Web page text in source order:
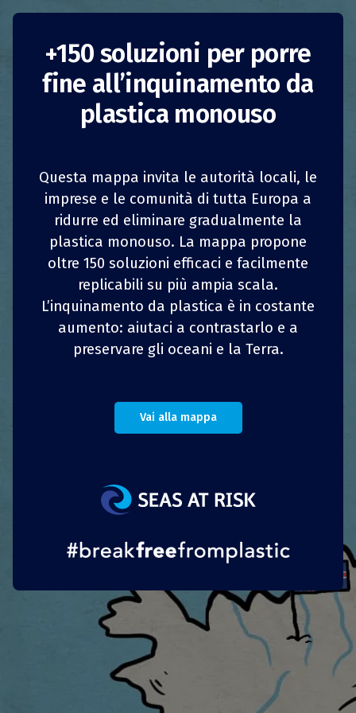
Marchi di pannolini
locali
Romania Riduzione del consumo
Imprese
sempre più. Il mercato rumeno sta registrando
un incremento di marchi rumeni, tra cui
1 CONDIVIDI z CONDIVIDI
4 CONDIVIDI CONDIVIDI
+150 soluzioni per porre
fine all’inquinamento da
plastica monouso
Questa mappa invita le autorità locali, le
imprese e le comunità di tutta Europa a
ridurre ed eliminare gradualmente la
plastica monouso. La mappa propone
oltre 150 soluzioni efficaci e facilmente
replicabili su più ampia scala.
L’inquinamento da plastica è in costante
aumento: aiutaci a contrastarlo e a
preservare gli oceani e la Terra.
Vai alla mappa
1 CONDIVIDI z CONDIVIDI
4 CONDIVIDI CONDIVIDI